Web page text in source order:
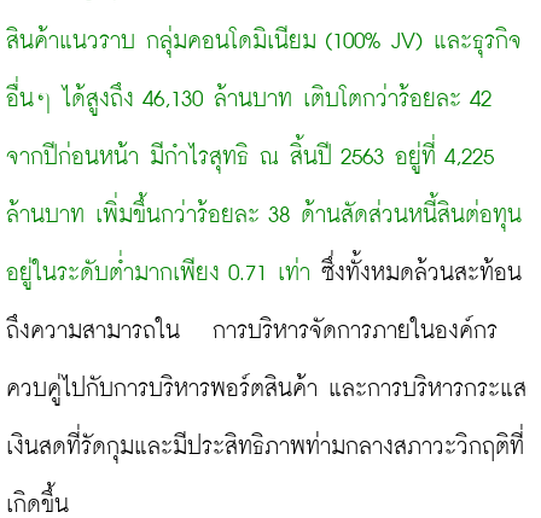
สินค้าแนวราบ กลุ่มคอนโดมิเนียม (100% JV) และธุรกิจ
อื่นๆ ได้สูงถึง 46,130 ล้านบาท เติบโตกว่าร้อยละ 42
จากปีก่อนหน้า มีกำไรสุทธิ ณ สิ้นปี 2563 อยู่ที่ 4,225
ล้านบาท เพิ่มขึ้นกว่าร้อยละ 38 ด้านสัดส่วนหนี้สินต่อทุน
อยู่ในระดับต่ำมากเพียง 0.71 เท่า ซึ่งทั้งหมดล้วนสะท้อน
ถึงความสามารถใน   การบริหารจัดการภายในองค์กร
ควบคู่ไปกับการบริหารพอร์ตสินค้า และการบริหารกระแส
เงินสดที่รัดกุมและมีประสิทธิภาพท่ามกลางสภาวะวิกฤติที่
เกิดขึ้น